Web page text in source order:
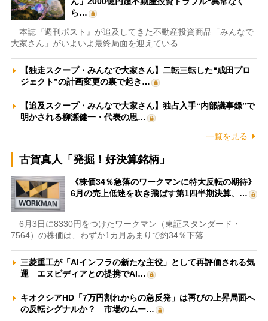
ら…
本誌『週刊ポスト』が追及してきた不動産投資商品「みんなで
大家さん」がいよいよ最終局面を迎えている…
【独走スクープ・みんなで大家さん】二転三転した“成田プロ
ジェクト”の計画変更の裏で起き…
【追及スクープ・みんなで大家さん】独占入手“内部議事録”で
明かされる柳瀬健一・代表の思…
一覧を見る
古賀真人「発掘！好決算銘柄」
《株価34％急落のワークマンに特大反転の期待》
6月の売上低迷を吹き飛ばす第1四半期決算、…
6月3日に8330円をつけたワークマン（東証スタンダード・
7564）の株価は、わずか1カ月あまりで約34％下落…
三菱重工が「AIインフラの新たな主役」として再評価される気
運 エヌビディアとの提携でAI…
キオクシアHD「7万円割れからの急反発」は再びの上昇局面へ
の反転シグナルか？ 市場のムー…